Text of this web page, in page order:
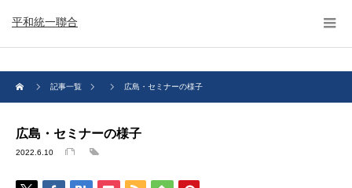
平和統一聯合
記事一覧 広島・セミナーの様子
広島・セミナーの様子
2022.6.10